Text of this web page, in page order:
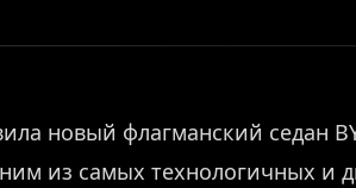
новый флагманский седан
из самых технологичных и